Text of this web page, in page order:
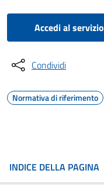
Accedi al servizio
Condividi
Normativa di riferimento
INDICE DELLA PAGINA